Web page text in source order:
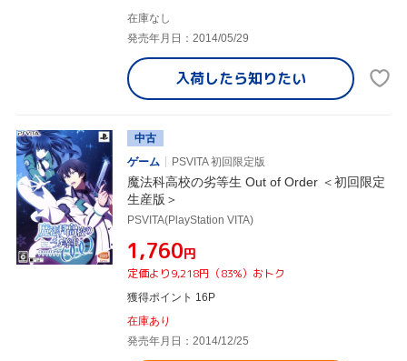
在庫なし
発売年月日：2014/05/29
入荷したら知りたい
中古
ゲーム
PSVITA 初回限定版
魔法科高校の劣等生 Out of Order ＜初回限定
生産版＞
PSVITA(PlayStation VITA)
¥1,760円
定価より9,218円（83%）おトク
獲得ポイント 16P
在庫あり
発売年月日：2014/12/25